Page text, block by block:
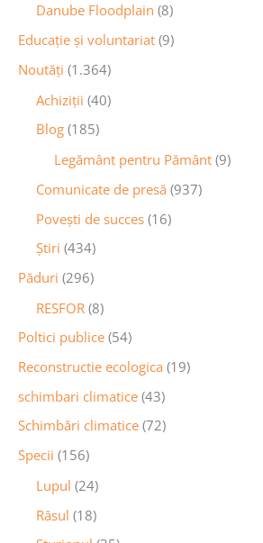
Danube Floodplain (8)
Educaţie și voluntariat (9)
Noutăţi (1.364)
Achiziţii (40)
Blog (185)
Legământ pentru Pământ (9)
Comunicate de presă (937)
Povești de succes (16)
Știri (434)
Păduri (296)
RESFOR (8)
Poltici publice (54)
Reconstructie ecologica (19)
schimbari climatice (43)
Schimbări climatice (72)
Specii (156)
Lupul (24)
Râsul (18)